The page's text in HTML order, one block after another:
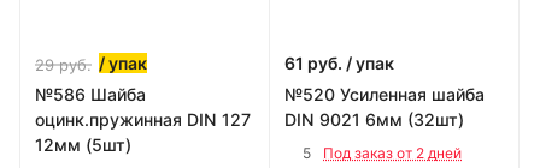
29руб. / упак
№586 Шайба
оцинк.пружинная DIN 127
12мм (5шт)
61 руб. / упак
№520 Усиленная шайба
DIN 9021 6мм (32шт)
5
Под заказ от 2 дней